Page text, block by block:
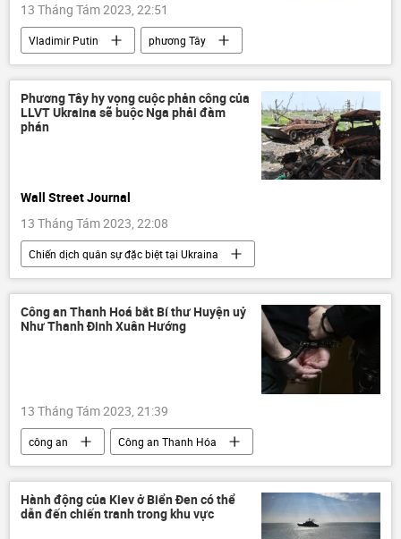
13 Tháng Tám 2023, 22:51
Vladimir Putin
phương Tây
đạo đức
Nga
Thế giới
Hoa Kỳ
khủng hoảng
Phương Tây hy vọng cuộc phản công của
LLVT Ukraina sẽ buộc Nga phải đàm
phán
Wall Street Journal
13 Tháng Tám 2023, 22:08
Chiến dịch quân sự đặc biệt tại Ukraina
Báo chí thế giới
phương Tây
Nga
tấn công
Ukraina
Cuộc khủng hoảng ở Ukraina
Công an Thanh Hoá bắt Bí thư Huyện uỷ
Như Thanh Đinh Xuân Hướng
13 Tháng Tám 2023, 21:39
công an
Công an Thanh Hóa
Thanh Hóa
sai phạm
Xã hội
công ty
Việt Nam
Hành động của Kiev ở Biển Đen có thể
dẫn đến chiến tranh trong khu vực